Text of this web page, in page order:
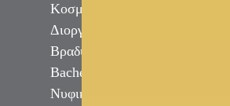
Κοσμήματα
Διοργάνωση Εκδηλώσεων
Βραδυνά Φορέματα
Bachelor - Bachelorette Party
Νυφικό Αυτοκίνητο